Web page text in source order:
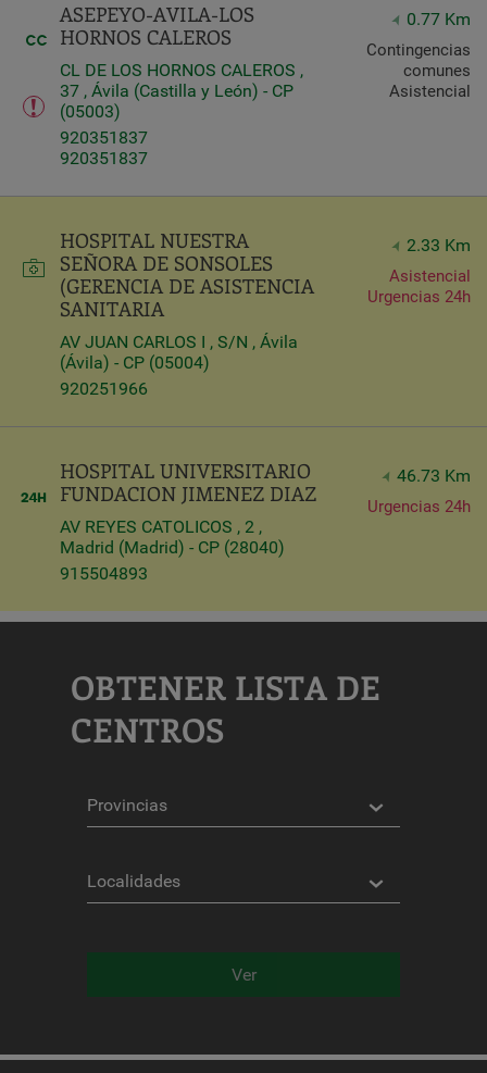
ASEPEYO-AVILA-LOS
HORNOS CALEROS
CL DE LOS HORNOS CALEROS ,
37 , Ávila (Castilla y León) - CP
(05003)
920351837
920351837
0.77 Km
Contingencias
comunes
Asistencial
HOSPITAL NUESTRA
SEÑORA DE SONSOLES
(GERENCIA DE ASISTENCIA
SANITARIA
AV JUAN CARLOS I , S/N , Ávila
(Ávila) - CP (05004)
920251966
2.33 Km
Asistencial
Urgencias 24h
HOSPITAL UNIVERSITARIO
FUNDACION JIMENEZ DIAZ
AV REYES CATOLICOS , 2 ,
Madrid (Madrid) - CP (28040)
915504893
46.73 Km
Urgencias 24h
OBTENER LISTA DE
CENTROS
Localidades
Ver